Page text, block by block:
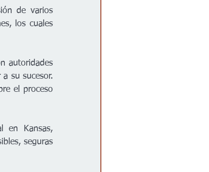
de varios
los cuales
autoridades
su sucesor.
el proceso
en Kansas,
seguras